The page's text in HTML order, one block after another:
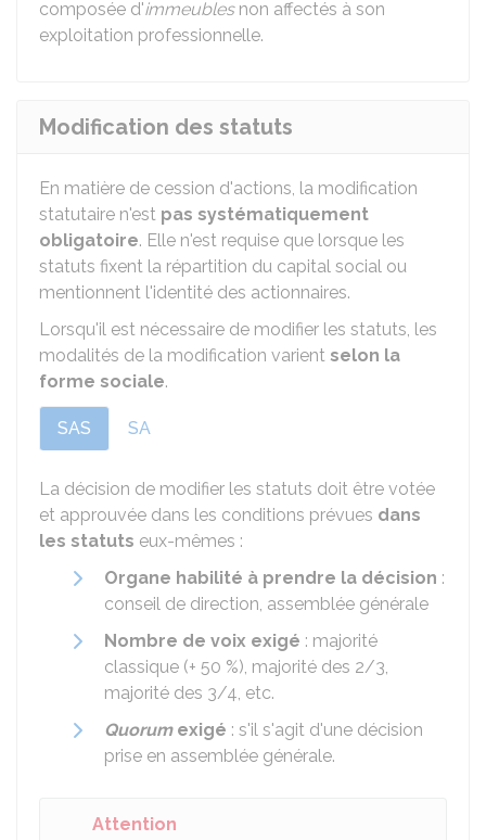
composée d'immeublesnon affectés à son
exploitation professionnelle.
Modification des statuts
En matière de cession d'actions, la modification
statutaire n'est pas systématiquement
obligatoire. Elle n'est requise que lorsque les
statuts fixent la répartition du capital social ou
mentionnent l'identité des actionnaires.
Lorsqu'il est nécessaire de modifier les statuts, les
modalités de la modification varient selon la
forme sociale.
SAS SA
La décision de modifier les statuts doit être votée
et approuvée dans les conditions prévues dans
les statuts eux-mêmes :
Organe habilité à prendre la décision :
conseil de direction, assemblée générale
Nombre de voix exigé : majorité
classique (+ 50 %), majorité des 2/3,
majorité des 3/4, etc.
Quorumexigé : s'il s'agit d'une décision
prise en assemblée générale.
Attention